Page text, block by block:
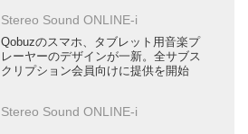
Stereo Sound ONLINE-i
Qobuzのスマホ、タブレット用音楽プ
レーヤーのデザインが一新。全サブス
クリプション会員向けに提供を開始
Stereo Sound ONLINE-i